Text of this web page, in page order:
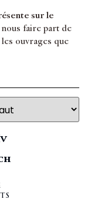
sur le
faire part de
ouvrages que